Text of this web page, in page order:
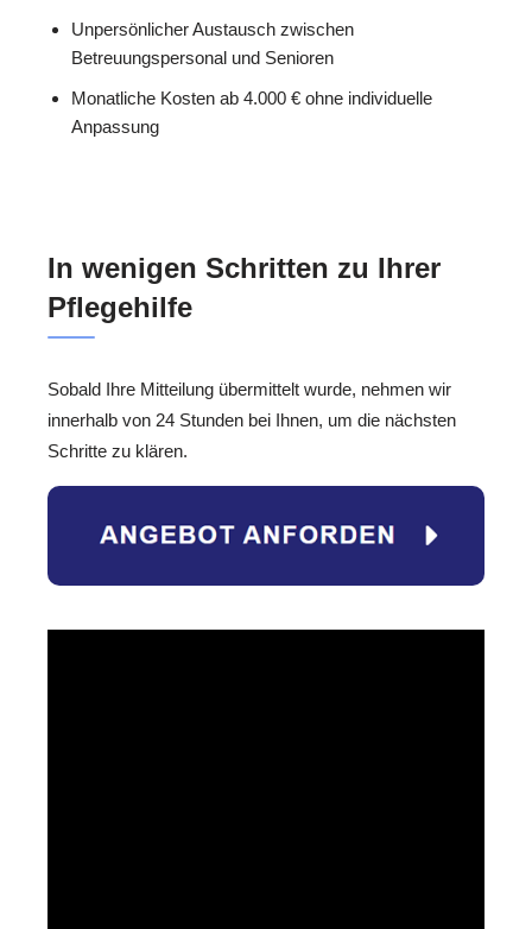
Unpersönlicher Austausch zwischen
Betreuungspersonal und Senioren
Monatliche Kosten ab 4.000 € ohne individuelle
Anpassung
In wenigen Schritten zu Ihrer
Pflegehilfe
Sobald Ihre Mitteilung übermittelt wurde, nehmen wir
innerhalb von 24 Stunden bei Ihnen, um die nächsten
Schritte zu klären.